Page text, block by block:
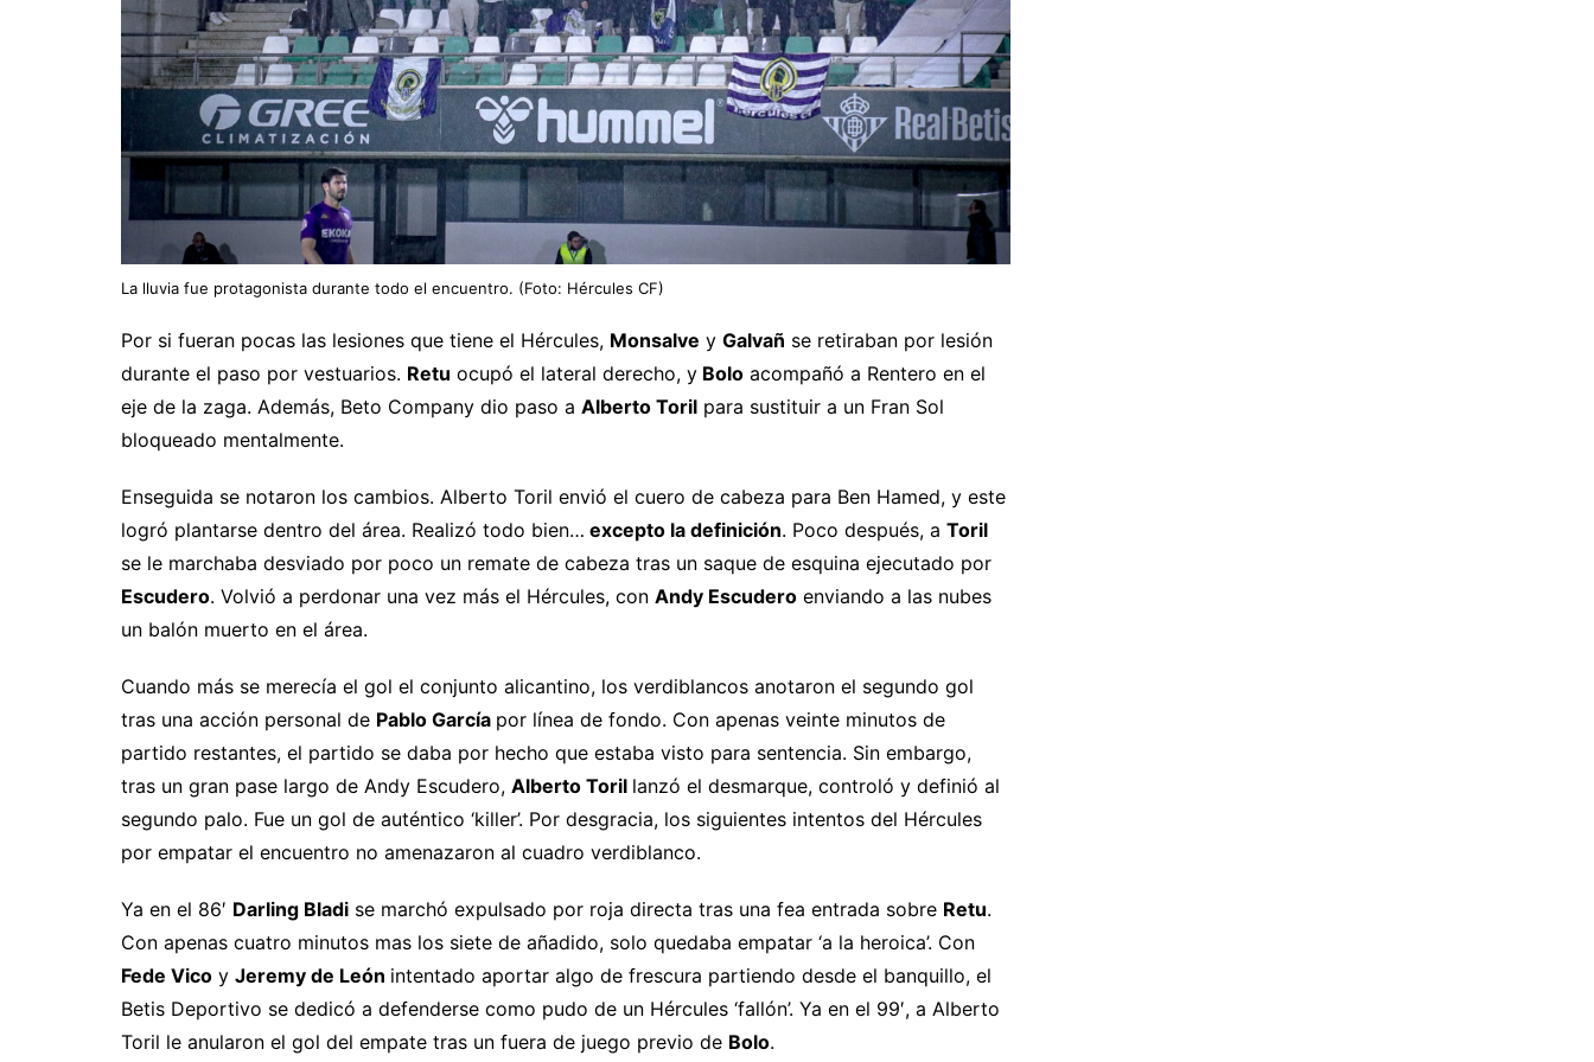
La lluvia fue protagonista durante todo el encuentro. (Foto: Hércules CF)
Por si fueran pocas las lesiones que tiene el Hércules, Monsalve y Galvañ se retiraban por lesión
durante el paso por vestuarios. Retu ocupó el lateral derecho, y Bolo acompañó a Rentero en el
eje de la zaga. Además, Beto Company dio paso a Alberto Toril para sustituir a un Fran Sol
bloqueado mentalmente.
Enseguida se notaron los cambios. Alberto Toril envió el cuero de cabeza para Ben Hamed, y este
logró plantarse dentro del área. Realizó todo bien… excepto la definición. Poco después, a Toril
se le marchaba desviado por poco un remate de cabeza tras un saque de esquina ejecutado por
Escudero. Volvió a perdonar una vez más el Hércules, con Andy Escudero enviando a las nubes
un balón muerto en el área.
Cuando más se merecía el gol el conjunto alicantino, los verdiblancos anotaron el segundo gol
tras una acción personal de Pablo García por línea de fondo. Con apenas veinte minutos de
partido restantes, el partido se daba por hecho que estaba visto para sentencia. Sin embargo,
tras un gran pase largo de Andy Escudero, Alberto Toril lanzó el desmarque, controló y definió al
segundo palo. Fue un gol de auténtico ‘killer’. Por desgracia, los siguientes intentos del Hércules
por empatar el encuentro no amenazaron al cuadro verdiblanco.
Ya en el 86′ Darling Bladi se marchó expulsado por roja directa tras una fea entrada sobre Retu.
Con apenas cuatro minutos mas los siete de añadido, solo quedaba empatar ‘a la heroica’. Con
Fede Vico y Jeremy de León intentado aportar algo de frescura partiendo desde el banquillo, el
Betis Deportivo se dedicó a defenderse como pudo de un Hércules ‘fallón’. Ya en el 99′, a Alberto
Toril le anularon el gol del empate tras un fuera de juego previo de Bolo.